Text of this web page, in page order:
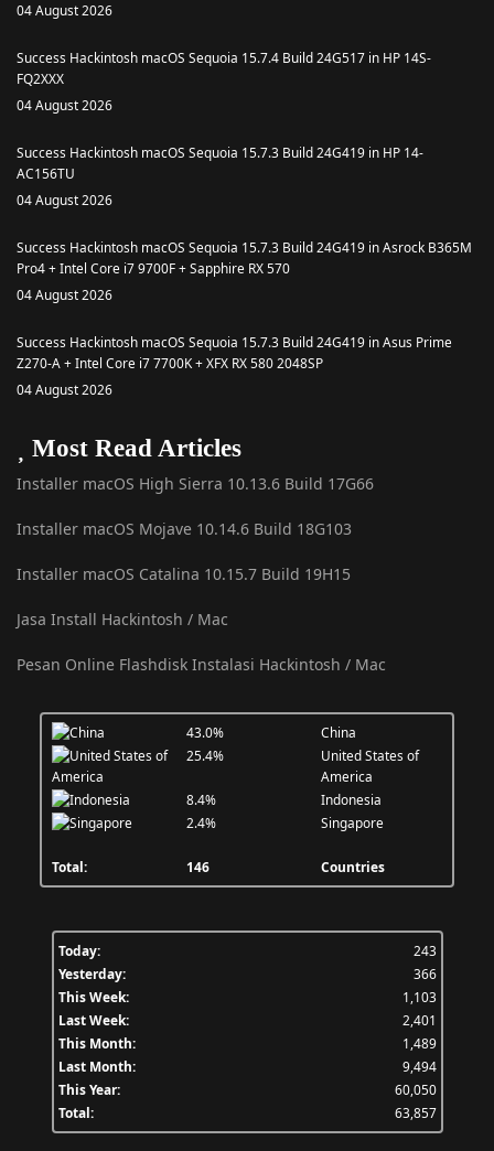
04 August 2026
Success Hackintosh macOS Sequoia 15.7.4 Build 24G517 in HP 14S-
FQ2XXX
04 August 2026
Success Hackintosh macOS Sequoia 15.7.3 Build 24G419 in HP 14-
AC156TU
04 August 2026
Success Hackintosh macOS Sequoia 15.7.3 Build 24G419 in Asrock B365M
Pro4 + Intel Core i7 9700F + Sapphire RX 570
04 August 2026
Success Hackintosh macOS Sequoia 15.7.3 Build 24G419 in Asus Prime
Z270-A + Intel Core i7 7700K + XFX RX 580 2048SP
04 August 2026
Most Read Articles
Installer macOS High Sierra 10.13.6 Build 17G66
Installer macOS Mojave 10.14.6 Build 18G103
Installer macOS Catalina 10.15.7 Build 19H15
Jasa Install Hackintosh / Mac
Pesan Online Flashdisk Instalasi Hackintosh / Mac
43.0%
China
25.4%
United States of
America
8.4%
Indonesia
2.4%
Singapore
Total: 146 Countries
Today:
243
Yesterday:
366
This Week:
1,103
Last Week:
2,401
This Month:
1,489
Last Month:
9,494
This Year:
60,050
Total:
63,857